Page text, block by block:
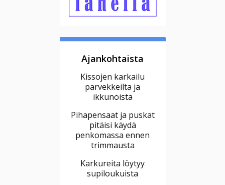
Ajankohtaista
Kissojen karkailu
parvekkeilta ja
ikkunoista
Pihapensaat ja puskat
pitäisi käydä
penkomassa ennen
trimmausta
Karkureita löytyy
supiloukuista